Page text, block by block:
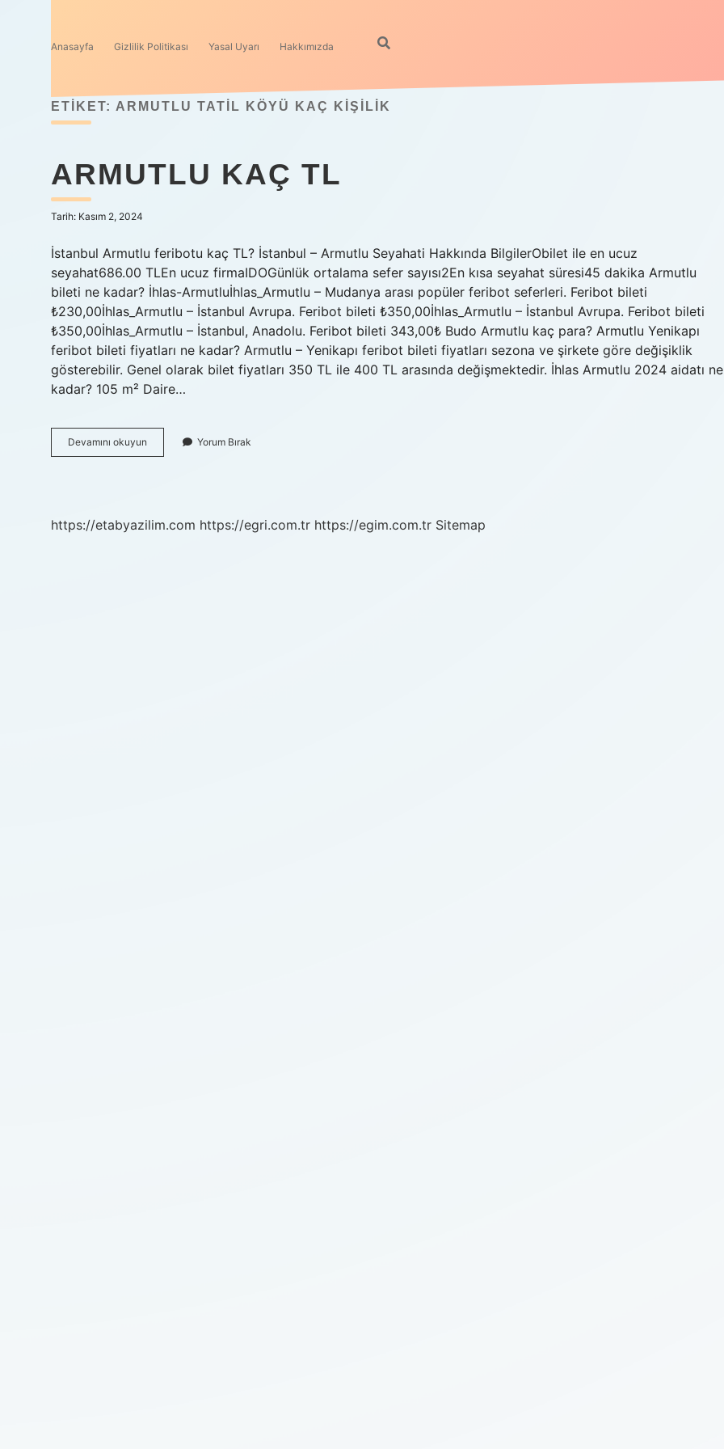
Anasayfa Gizlilik Politikası Yasal Uyarı Hakkımızda
ETIKET: ARMUTLU TATIL KÖYÜ KAÇ KIŞILIK
ARMUTLU KAÇ TL
Tarih: Kasım 2, 2024
İstanbul Armutlu feribotu kaç TL? İstanbul – Armutlu Seyahati Hakkında BilgilerObilet ile en ucuz
seyahat686.00 TLEn ucuz firmaIDOGünlük ortalama sefer sayısı2En kısa seyahat süresi45 dakika Armutlu
bileti ne kadar? İhlas-Armutluİhlas_Armutlu – Mudanya arası popüler feribot seferleri. Feribot bileti
₺230,00İhlas_Armutlu – İstanbul Avrupa. Feribot bileti ₺350,00İhlas_Armutlu – İstanbul Avrupa. Feribot bileti
₺350,00İhlas_Armutlu – İstanbul, Anadolu. Feribot bileti 343,00₺ Budo Armutlu kaç para? Armutlu Yenikapı
feribot bileti fiyatları ne kadar? Armutlu – Yenikapı feribot bileti fiyatları sezona ve şirkete göre değişiklik
gösterebilir. Genel olarak bilet fiyatları 350 TL ile 400 TL arasında değişmektedir. İhlas Armutlu 2024 aidatı ne
kadar? 105 m² Daire…
Devamını okuyun
Kaç
Yorum Bırak
https://etabyazilim.com https://egri.com.tr https://egim.com.tr Sitemap